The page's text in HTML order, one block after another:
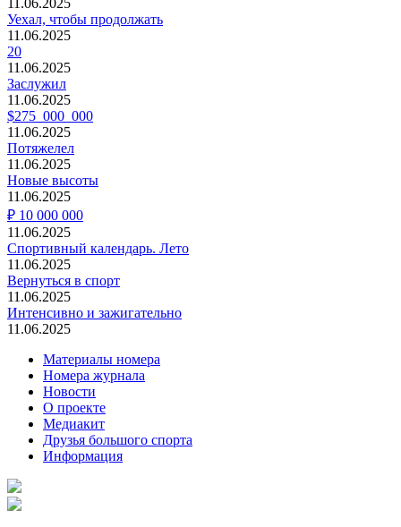
Уехал, чтобы продолжать
11.06.2025
20
11.06.2025
Заслужил
11.06.2025
$275 000 000
11.06.2025
Потяжелел
11.06.2025
Новые высоты
11.06.2025
₽ 10 000 000
11.06.2025
Спортивный календарь. Лето
11.06.2025
Вернуться в спорт
11.06.2025
Интенсивно и зажигательно
11.06.2025
Материалы номера
Номера журнала
Новости
О проекте
Медиакит
Друзья большого спорта
Информация